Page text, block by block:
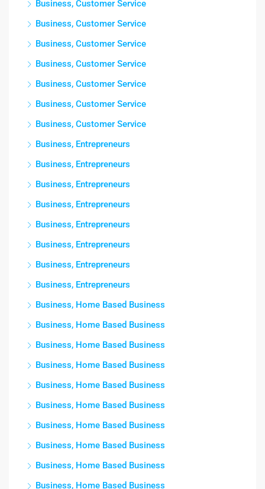
Business, Customer Service
Business, Customer Service
Business, Customer Service
Business, Customer Service
Business, Customer Service
Business, Customer Service
Business, Customer Service
Business, Entrepreneurs
Business, Entrepreneurs
Business, Entrepreneurs
Business, Entrepreneurs
Business, Entrepreneurs
Business, Entrepreneurs
Business, Entrepreneurs
Business, Entrepreneurs
Business, Home Based Business
Business, Home Based Business
Business, Home Based Business
Business, Home Based Business
Business, Home Based Business
Business, Home Based Business
Business, Home Based Business
Business, Home Based Business
Business, Home Based Business
Business, Home Based Business